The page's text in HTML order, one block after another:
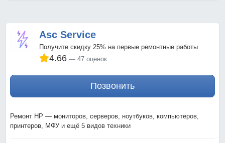
Asc Service
Получите скидку 25% на первые ремонтные работы
4.66 47 оценок
Позвонить
Ремонт HP — мониторов, серверов, ноутбуков, компьютеров,
принтеров, МФУ и ещё 5 видов техники